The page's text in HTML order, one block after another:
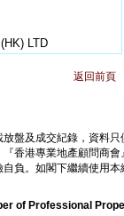
LTD
返回前頁
盤及成交紀錄，資料
香港專業地產顧問商
負。如閣下繼續使用
of Professional